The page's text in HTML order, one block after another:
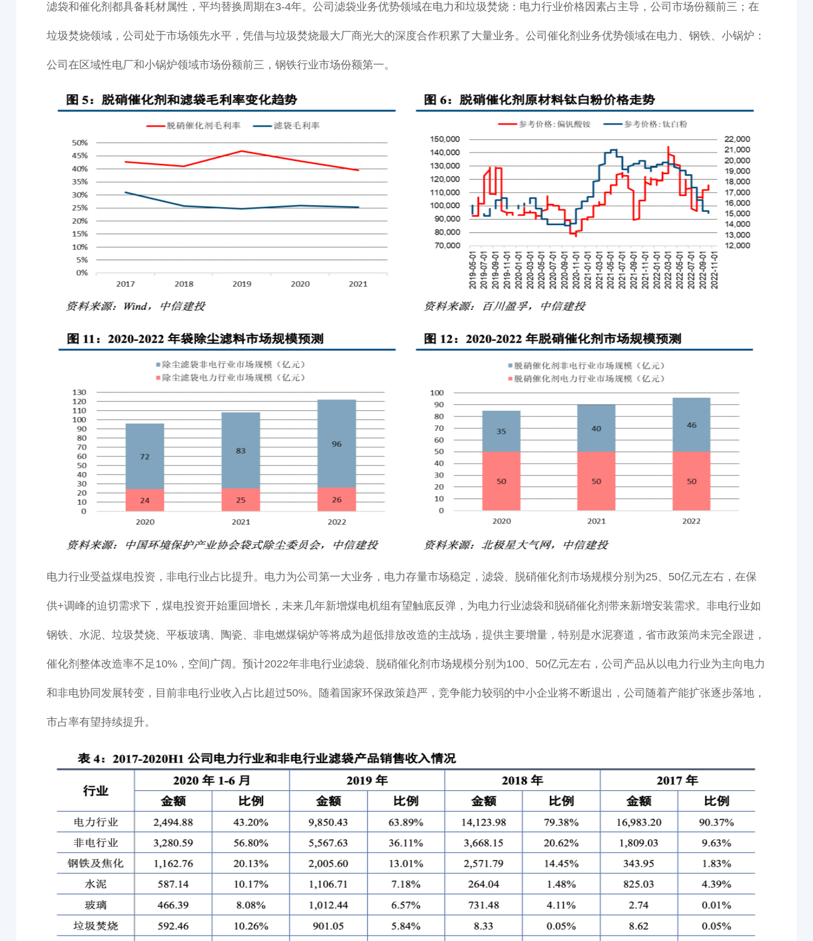
滤袋和催化剂都具备耗材属性，平均替换周期在3-4年。公司滤袋业务优势领域在电力和垃圾焚烧：电力行业价格因素占主导，公司市场份额前三；在
垃圾焚烧领域，公司处于市场领先水平，凭借与垃圾焚烧最大厂商光大的深度合作积累了大量业务。公司催化剂业务优势领域在电力、钢铁、小锅炉：
公司在区域性电厂和小锅炉领域市场份额前三，钢铁行业市场份额第一。
电力行业受益煤电投资，非电行业占比提升。电力为公司第一大业务，电力存量市场稳定，滤袋、脱硝催化剂市场规模分别为25、50亿元左右，在保
供+调峰的迫切需求下，煤电投资开始重回增长，未来几年新增煤电机组有望触底反弹，为电力行业滤袋和脱硝催化剂带来新增安装需求。非电行业如
钢铁、水泥、垃圾焚烧、平板玻璃、陶瓷、非电燃煤锅炉等将成为超低排放改造的主战场，提供主要增量，特别是水泥赛道，省市政策尚未完全跟进，
催化剂整体改造率不足10%，空间广阔。预计2022年非电行业滤袋、脱硝催化剂市场规模分别为100、50亿元左右，公司产品从以电力行业为主向电力
和非电协同发展转变，目前非电行业收入占比超过50%。随着国家环保政策趋严，竞争能力较弱的中小企业将不断退出，公司随着产能扩张逐步落地，
市占率有望持续提升。